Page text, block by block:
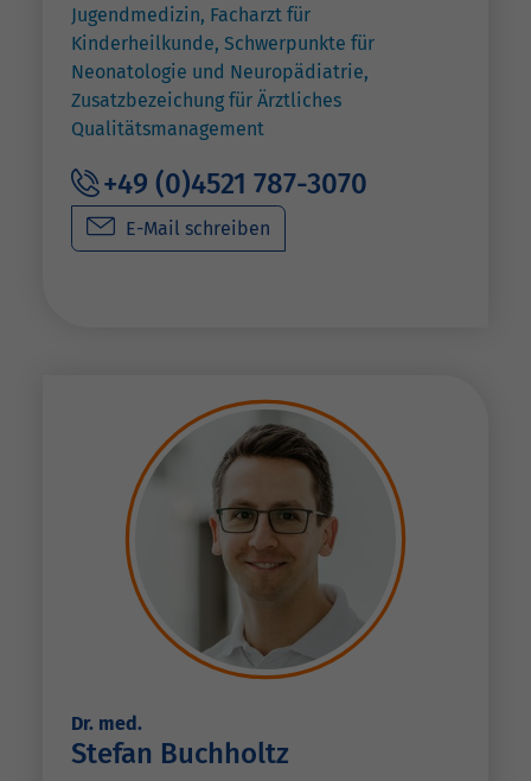
Jugendmedizin, Facharzt für
Kinderheilkunde, Schwerpunkte für
Neonatologie und Neuropädiatrie,
Zusatzbezeichung für Ärztliches
Qualitätsmanagement
+49 (0)4521 787-3070
E-Mail schreiben
Dr. med.
Stefan Buchholtz